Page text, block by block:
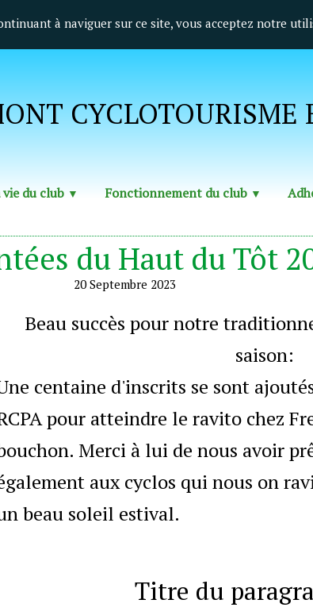
à naviguer sur ce site, vous acceptez notre
CYCLOTOURISME
vie du club ▼ Fonctionnement du club ▼
du Haut du Tôt
20 Septembre 2023
Beau succès pour notre
saison:
centaine d'inscrits se sont
pour atteindre le ravito chez
Merci à lui de nous avoir
aux cyclos qui nous on
beau soleil estival.
Titre du